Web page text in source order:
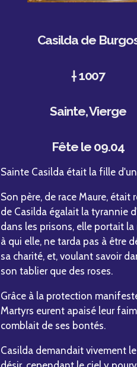
Casilda de
† 1007
Sainte,Vierge
Fête le 09.04
Sainte Casilda était la fille
Son père, de race Maure,
de Casilda égalait la tyrannie
dans les prisons, elle portait
à qui elle, ne tarda pas à être
sa charité, et, voulant savoir
son tablier que des roses.
Grâce à la protection
Martyrs eurent apaisé leur
comblait de ses bontés.
Casilda demandait vivement